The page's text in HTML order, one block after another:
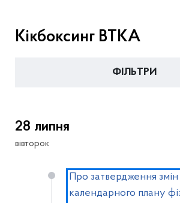
Кікбоксинг ВТКА
ФІЛЬТРИ
28 липня
вівторок
Про затвердження
календарного плану